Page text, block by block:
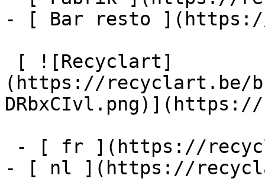
- [ Bar resto
(https://recyclart.be/
- [ nl ](https://